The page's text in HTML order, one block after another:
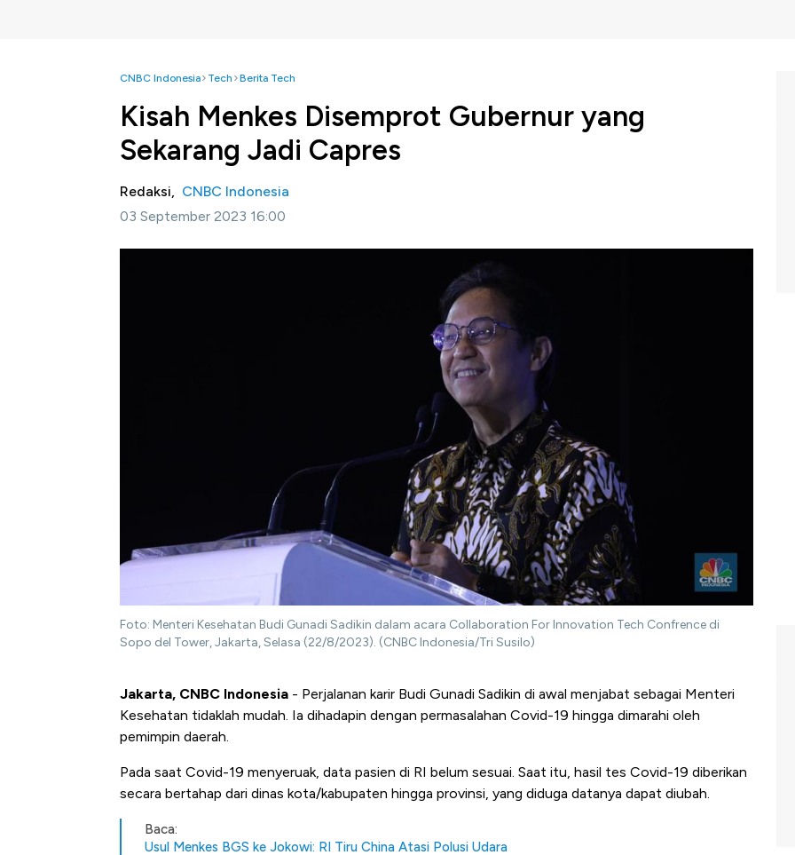
CNBC Indonesia Tech Berita Tech
Kisah Menkes Disemprot Gubernur yang
Sekarang Jadi Capres
Redaksi, CNBC Indonesia
03 September 2023 16:00
Foto: Menteri Kesehatan Budi Gunadi Sadikin dalam acara Collaboration For Innovation Tech Confrence di
Sopo del Tower, Jakarta, Selasa (22/8/2023). (CNBC Indonesia/Tri Susilo)
Jakarta, CNBC Indonesia - Perjalanan karir Budi Gunadi Sadikin di awal menjabat sebagai Menteri
Kesehatan tidaklah mudah. Ia dihadapin dengan permasalahan Covid-19 hingga dimarahi oleh
pemimpin daerah.
Pada saat Covid-19 menyeruak, data pasien di RI belum sesuai. Saat itu, hasil tes Covid-19 diberikan
secara bertahap dari dinas kota/kabupaten hingga provinsi, yang diduga datanya dapat diubah.
Baca:
Usul Menkes BGS ke Jokowi: RI Tiru China Atasi Polusi Udara